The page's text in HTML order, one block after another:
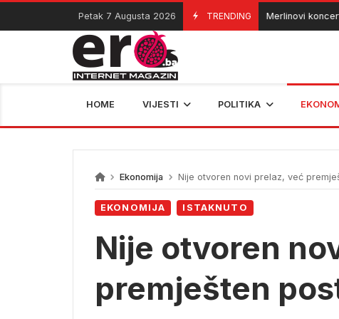
Skip
content
Petak 7 Augusta 2026 TRENDING
07/08/2026 Merlinovi koncerti
HOME VIJESTI POLITIKA
Ekonomija Nije otvoren novi prelaz, već
EKONOMIJA ISTAKNUTO
Nije otvoren
premješten